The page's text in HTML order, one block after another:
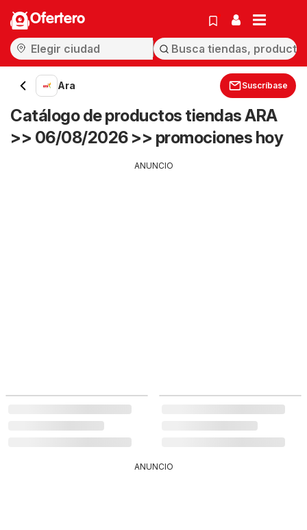
Ofertero
Ara Suscríbase
Catálogo de productos tiendas ARA
>> 06/08/2026 >> promociones hoy
ANUNCIO
ANUNCIO